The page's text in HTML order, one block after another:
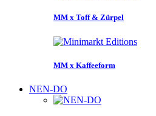
MM x Toff & Zürpel
MM x Kaffeeform
NEN-DO